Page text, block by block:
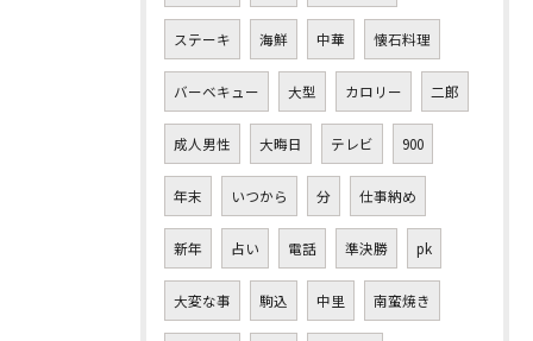
ステーキ 海鮮 中華 懐石料理
バーベキュー 大型 カロリー 二郎
成人男性 大晦日 テレビ 900
年末 いつから 分 仕事納め
新年 占い 電話 準決勝 pk
大変な事 駒込 中里 南蛮焼き